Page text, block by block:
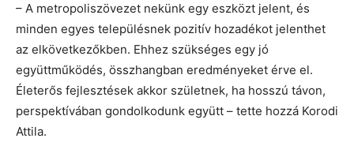
– A metropoliszövezet nekünk egy eszközt jelent, és
minden egyes településnek pozitív hozadékot jelenthet
az elkövetkezőkben. Ehhez szükséges egy jó
együttműködés, összhangban eredményeket érve el.
Életerős fejlesztések akkor születnek, ha hosszú távon,
perspektívában gondolkodunk együtt – tette hozzá Korodi
Attila.